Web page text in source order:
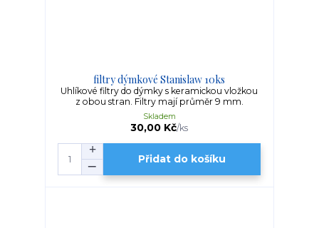
filtry dýmkové Stanislaw 10ks
Uhlíkové filtry do dýmky s keramickou vložkou
z obou stran. Filtry mají průměr 9 mm.
30,00 Kč/ks
Skladem
Přidat do košíku